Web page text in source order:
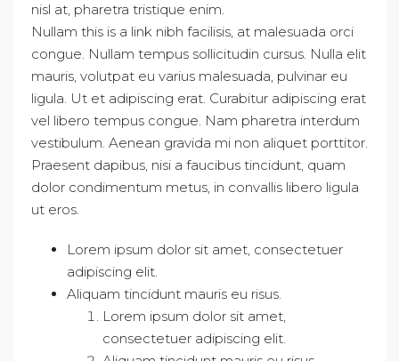
nisl at, pharetra tristique enim.
Nullam this is a link nibh facilisis, at malesuada orci
congue. Nullam tempus sollicitudin cursus. Nulla elit
mauris, volutpat eu varius malesuada, pulvinar eu
ligula. Ut et adipiscing erat. Curabitur adipiscing erat
vel libero tempus congue. Nam pharetra interdum
vestibulum. Aenean gravida mi non aliquet porttitor.
Praesent dapibus, nisi a faucibus tincidunt, quam
dolor condimentum metus, in convallis libero ligula
ut eros.
Lorem ipsum dolor sit amet, consectetuer
adipiscing elit.
Aliquam tincidunt mauris eu risus.
Lorem ipsum dolor sit amet,
consectetuer adipiscing elit.